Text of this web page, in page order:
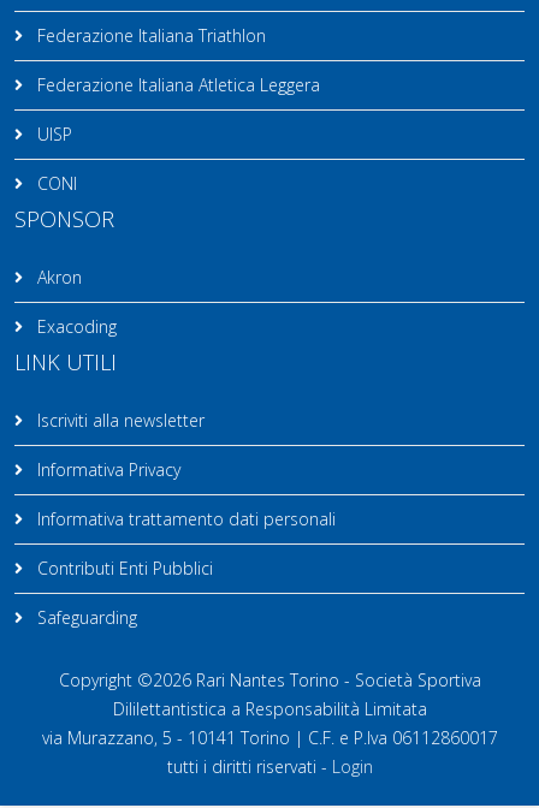
Federazione Italiana Triathlon
Federazione Italiana Atletica Leggera
UISP
CONI
SPONSOR
Akron
Exacoding
LINK UTILI
Iscriviti alla newsletter
Informativa Privacy
Informativa trattamento dati personali
Contributi Enti Pubblici
Safeguarding
Copyright ©2026 Rari Nantes Torino - Società Sportiva
Dililettantistica a Responsabilità Limitata
via Murazzano, 5 - 10141 Torino | C.F. e P.Iva 06112860017
tutti i diritti riservati - Login